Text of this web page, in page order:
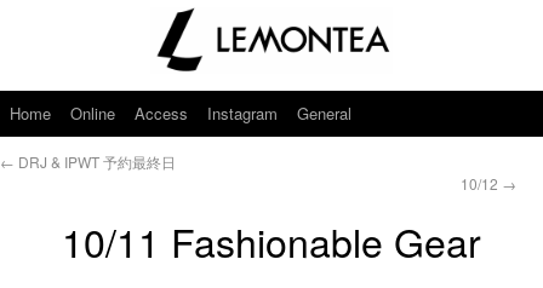
Home Online Access Instagram General
← DRJ & IPWT 予約最終日
10/12 →
10/11 Fashionable Gear